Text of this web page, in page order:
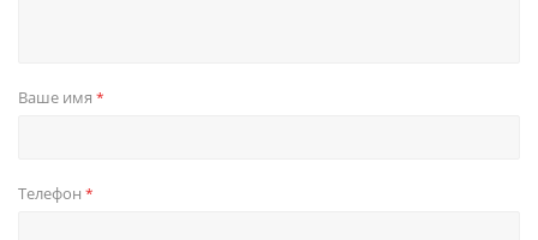
Ваше имя *
Телефон *